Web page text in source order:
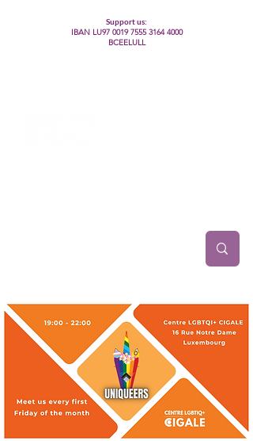
Support us:
IBAN LU97 0019 7555 3164 4000
BCEELULL